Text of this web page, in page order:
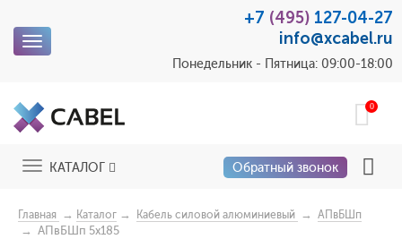
Toggle
+7 (495) 127-04-27
info@xcabel.ru
Понедельник - Пятница: 09:00-18:00
0
ToggleКАТАЛОГ Обратный звонок
Главная → Каталог → Кабель силовой алюминиевый → АПвБШп
→ АПвБШп 5x185